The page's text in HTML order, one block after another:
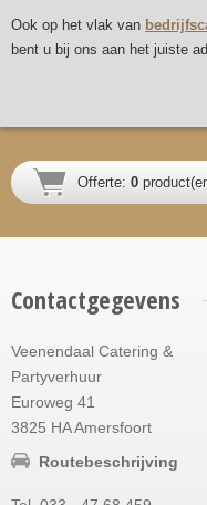
Ook op het vlak van
bent u bij ons aan het juiste
Offerte: 0
Contactgegevens
Veenendaal Catering &
Partyverhuur
Euroweg 41
3825 HA Amersfoort
Routebeschrijving